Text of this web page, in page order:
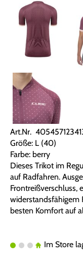
Art.Nr.
Größe: L (40)
Farbe: berry
Dieses Trikot im
auf Radfahren.
Frontreißverschluss,
widerstandsfähigem
besten Komfort auf
Im Store